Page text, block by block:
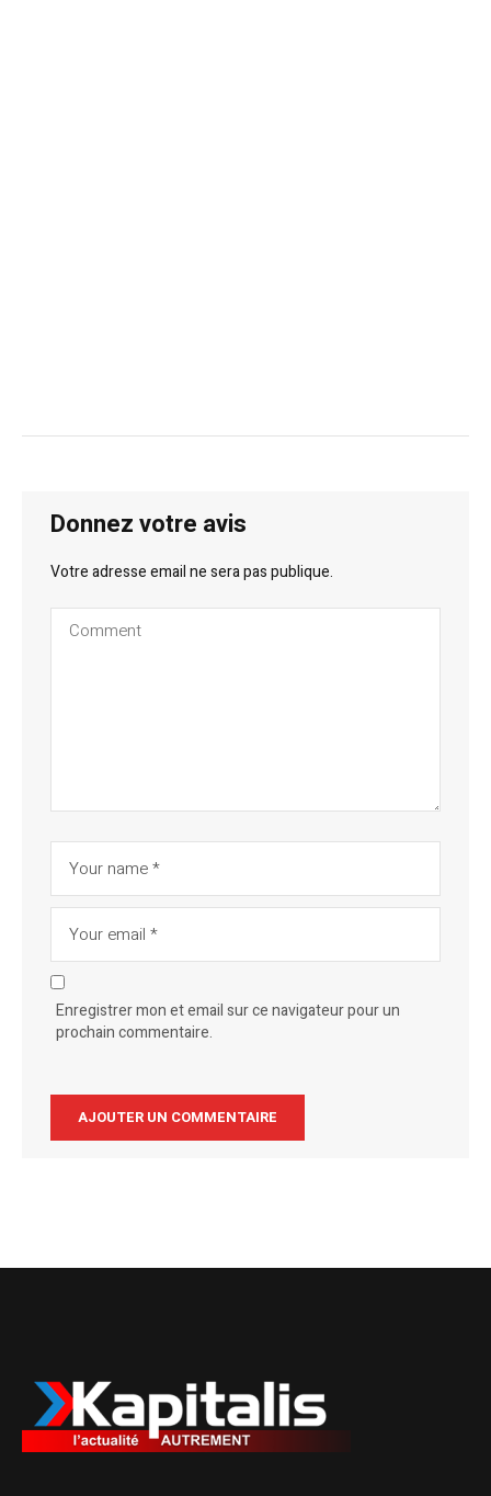
Donnez votre avis
Votre adresse email ne sera pas publique.
Enregistrer mon et email sur ce navigateur pour un
prochain commentaire.